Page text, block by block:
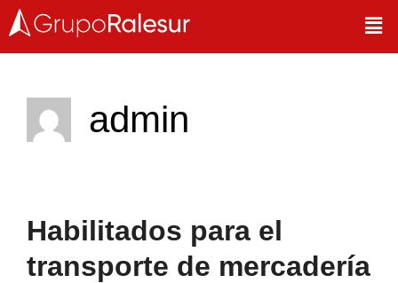
admin
Habilitados para el
transporte de mercadería